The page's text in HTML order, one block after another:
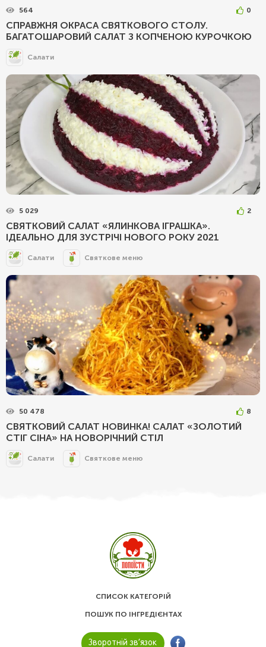
564 0
СПРАВЖНЯ ОКРАСА СВЯТКОВОГО СТОЛУ.
БАГАТОШАРОВИЙ САЛАТ З КОПЧЕНОЮ КУРОЧКОЮ
Салати
5 029 2
СВЯТКОВИЙ САЛАТ «ЯЛИНКОВА ІГРАШКА».
ІДЕАЛЬНО ДЛЯ ЗУСТРІЧІ НОВОГО РОКУ 2021
Салати Святкове меню
50 478 8
СВЯТКОВИЙ САЛАТ НОВИНКА! САЛАТ «ЗОЛОТИЙ
СТІГ СІНА» НА НОВОРІЧНИЙ СТІЛ
Салати Святкове меню
СПИСОК КАТЕГОРІЙ
ПОШУК ПО ІНГРЕДІЄНТАХ
Зворотній зв’язок